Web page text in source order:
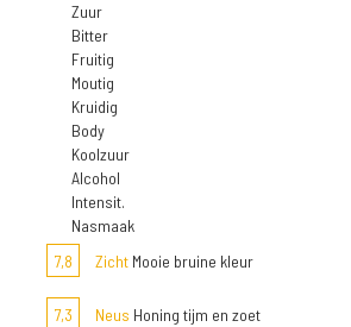
Zuur
Bitter
Fruitig
Moutig
Kruidig
Body
Koolzuur
Alcohol
Intensit.
Nasmaak
7,8
Zicht Mooie bruine kleur
7,3 Neus Honing tijm en zoet